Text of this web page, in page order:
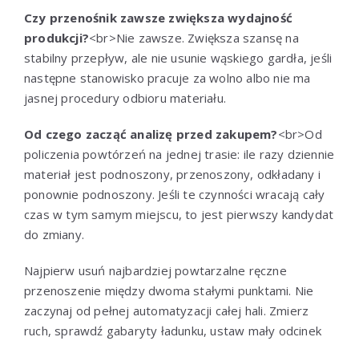
Czy przenośnik zawsze zwiększa wydajność
produkcji?<br>Nie zawsze. Zwiększa szansę na
stabilny przepływ, ale nie usunie wąskiego gardła, jeśli
następne stanowisko pracuje za wolno albo nie ma
jasnej procedury odbioru materiału.
Od czego zacząć analizę przed zakupem?<br>Od
policzenia powtórzeń na jednej trasie: ile razy dziennie
materiał jest podnoszony, przenoszony, odkładany i
ponownie podnoszony. Jeśli te czynności wracają cały
czas w tym samym miejscu, to jest pierwszy kandydat
do zmiany.
Najpierw usuń najbardziej powtarzalne ręczne
przenoszenie między dwoma stałymi punktami. Nie
zaczynaj od pełnej automatyzacji całej hali. Zmierz
ruch, sprawdź gabaryty ładunku, ustaw mały odcinek